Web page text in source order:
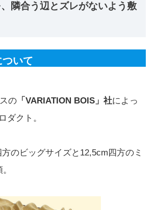
隣合う辺とズレがないよう敷
いて
の 「VARIATION BOIS」社によっ
ダクト。
のビッグサイズと12,5cm四方のミ